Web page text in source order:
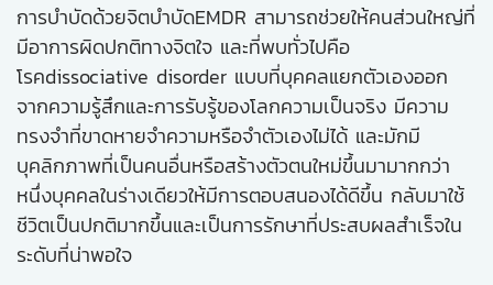
การบำบัดด้วยจิตบำบัดEMDR สามารถช่วยให้คนส่วนใหญ่ที่
มีอาการผิดปกติทางจิตใจ และที่พบทั่วไปคือ
โรคdissociative disorder แบบที่บุคคลแยกตัวเองออก
จากความรู้สึกและการรับรู้ของโลกความเป็นจริง มีความ
ทรงจำที่ขาดหายจำความหรือจำตัวเองไม่ได้ และมักมี
บุคลิกภาพที่เป็นคนอื่นหรือสร้างตัวตนใหม่ขึ้นมามากกว่า
หนึ่งบุคคลในร่างเดียวให้มีการตอบสนองได้ดีขึ้น กลับมาใช้
ชีวิตเป็นปกติมากขึ้นและเป็นการรักษาที่ประสบผลสำเร็จใน
ระดับที่น่าพอใจ